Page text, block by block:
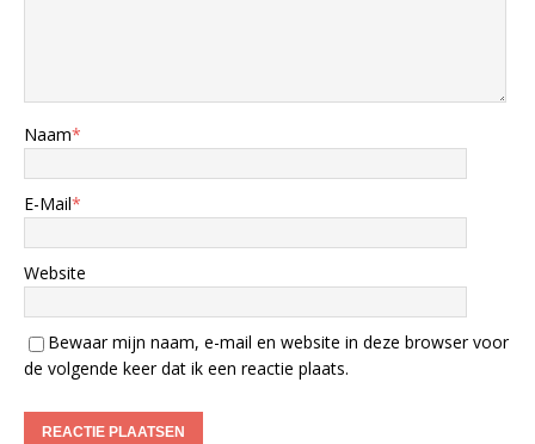
Naam*
E-Mail*
Website
Bewaar mijn naam, e-mail en website in deze browser voor
de volgende keer dat ik een reactie plaats.